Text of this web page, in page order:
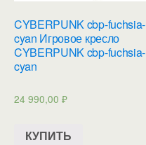
CYBERPUNK cbp-fuchsia-
cyan Игровое кресло
CYBERPUNK cbp-fuchsia-
cyan
24 990,00 ₽
КУПИТЬ